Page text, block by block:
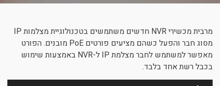
format_underlined הוסף קו תחתון לקישורים
font_download סמן קישורים
מרבית מכשירי NVR חדשים משתמשים בטכנולוגיית מצלמות IP
מסוג חבר והפעל כשהם מציעים פורטים PoE מובנים. הפורט
מאפשר למשתמש לחבר מצלמת IP ל-NVR באמצעות שימוש
בכבל רשת אחד בלבד.